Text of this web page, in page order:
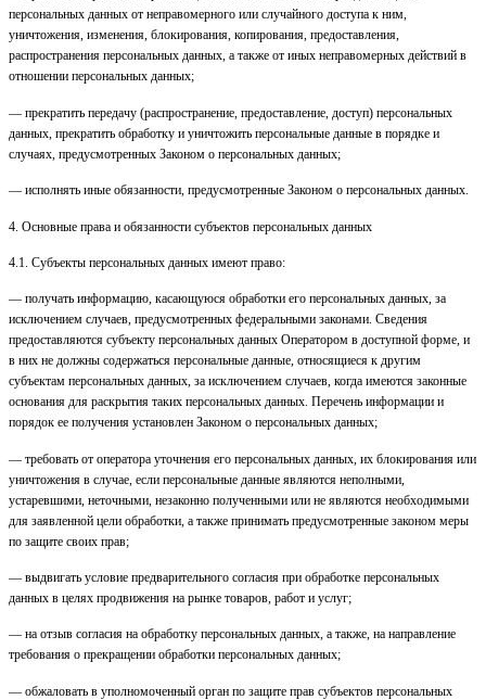
персональных данных от неправомерного или случайного доступа к ним,
уничтожения, изменения, блокирования, копирования, предоставления,
распространения персональных данных, а также от иных неправомерных действий в
отношении персональных данных;
— прекратить передачу (распространение, предоставление, доступ) персональных
данных, прекратить обработку и уничтожить персональные данные в порядке и
случаях, предусмотренных Законом о персональных данных;
— исполнять иные обязанности, предусмотренные Законом о персональных данных.
4. Основные права и обязанности субъектов персональных данных
4.1. Субъекты персональных данных имеют право:
— получать информацию, касающуюся обработки его персональных данных, за
исключением случаев, предусмотренных федеральными законами. Сведения
предоставляются субъекту персональных данных Оператором в доступной форме, и
в них не должны содержаться персональные данные, относящиеся к другим
субъектам персональных данных, за исключением случаев, когда имеются законные
основания для раскрытия таких персональных данных. Перечень информации и
порядок ее получения установлен Законом о персональных данных;
— требовать от оператора уточнения его персональных данных, их блокирования или
уничтожения в случае, если персональные данные являются неполными,
устаревшими, неточными, незаконно полученными или не являются необходимыми
для заявленной цели обработки, а также принимать предусмотренные законом меры
по защите своих прав;
— выдвигать условие предварительного согласия при обработке персональных
данных в целях продвижения на рынке товаров, работ и услуг;
— на отзыв согласия на обработку персональных данных, а также, на направление
требования о прекращении обработки персональных данных;
— обжаловать в уполномоченный орган по защите прав субъектов персональных